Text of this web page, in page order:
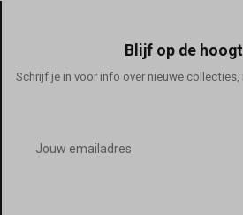
Blijf op de
Schrijf je in voor info over nieuwe
mailadres